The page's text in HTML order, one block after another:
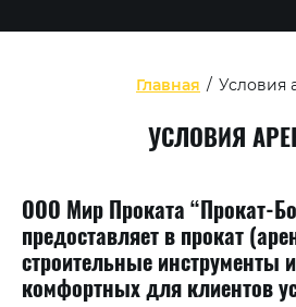
Главная / Условия
УСЛОВИЯ
ООО Мир Проката “Прокат-
предоставляет в прокат
строительные инструменты
комфортных для клиентов